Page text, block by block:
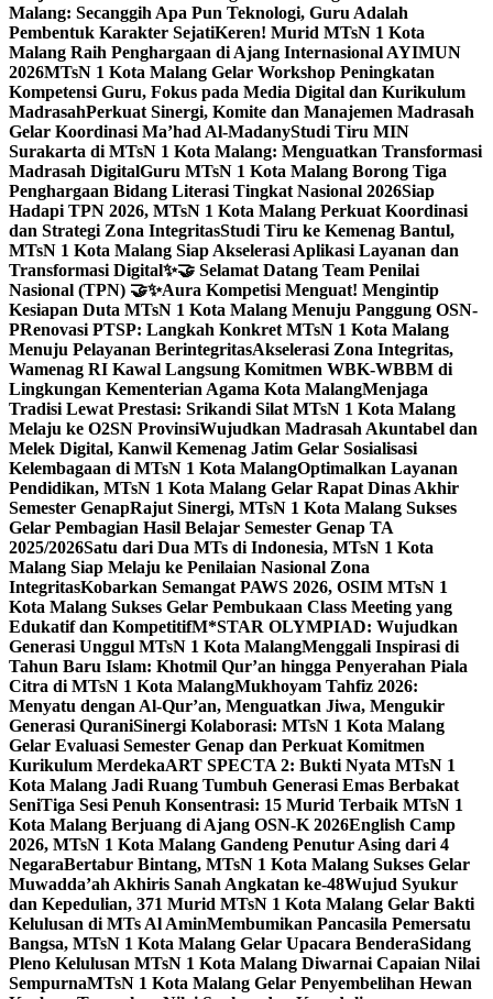
Malang: Secanggih Apa Pun Teknologi, Guru Adalah
Pembentuk Karakter SejatiKeren! Murid MTsN 1 Kota
Malang Raih Penghargaan di Ajang Internasional AYIMUN
2026MTsN 1 Kota Malang Gelar Workshop Peningkatan
Kompetensi Guru, Fokus pada Media Digital dan Kurikulum
MadrasahPerkuat Sinergi, Komite dan Manajemen Madrasah
Gelar Koordinasi Ma’had Al-MadanyStudi Tiru MIN
Surakarta di MTsN 1 Kota Malang: Menguatkan Transformasi
Madrasah DigitalGuru MTsN 1 Kota Malang Borong Tiga
Penghargaan Bidang Literasi Tingkat Nasional 2026Siap
Hadapi TPN 2026, MTsN 1 Kota Malang Perkuat Koordinasi
dan Strategi Zona IntegritasStudi Tiru ke Kemenag Bantul,
MTsN 1 Kota Malang Siap Akselerasi Aplikasi Layanan dan
Transformasi Digital✨🤝 Selamat Datang Team Penilai
Nasional (TPN) 🤝✨Aura Kompetisi Menguat! Mengintip
Kesiapan Duta MTsN 1 Kota Malang Menuju Panggung OSN-
PRenovasi PTSP: Langkah Konkret MTsN 1 Kota Malang
Menuju Pelayanan BerintegritasAkselerasi Zona Integritas,
Wamenag RI Kawal Langsung Komitmen WBK-WBBM di
Lingkungan Kementerian Agama Kota MalangMenjaga
Tradisi Lewat Prestasi: Srikandi Silat MTsN 1 Kota Malang
Melaju ke O2SN ProvinsiWujudkan Madrasah Akuntabel dan
Melek Digital, Kanwil Kemenag Jatim Gelar Sosialisasi
Kelembagaan di MTsN 1 Kota MalangOptimalkan Layanan
Pendidikan, MTsN 1 Kota Malang Gelar Rapat Dinas Akhir
Semester GenapRajut Sinergi, MTsN 1 Kota Malang Sukses
Gelar Pembagian Hasil Belajar Semester Genap TA
2025/2026Satu dari Dua MTs di Indonesia, MTsN 1 Kota
Malang Siap Melaju ke Penilaian Nasional Zona
IntegritasKobarkan Semangat PAWS 2026, OSIM MTsN 1
Kota Malang Sukses Gelar Pembukaan Class Meeting yang
Edukatif dan KompetitifM*STAR OLYMPIAD: Wujudkan
Generasi Unggul MTsN 1 Kota MalangMenggali Inspirasi di
Tahun Baru Islam: Khotmil Qur’an hingga Penyerahan Piala
Citra di MTsN 1 Kota MalangMukhoyam Tahfiz 2026:
Menyatu dengan Al-Qur’an, Menguatkan Jiwa, Mengukir
Generasi QuraniSinergi Kolaborasi: MTsN 1 Kota Malang
Gelar Evaluasi Semester Genap dan Perkuat Komitmen
Kurikulum MerdekaART SPECTA 2: Bukti Nyata MTsN 1
Kota Malang Jadi Ruang Tumbuh Generasi Emas Berbakat
SeniTiga Sesi Penuh Konsentrasi: 15 Murid Terbaik MTsN 1
Kota Malang Berjuang di Ajang OSN-K 2026English Camp
2026, MTsN 1 Kota Malang Gandeng Penutur Asing dari 4
NegaraBertabur Bintang, MTsN 1 Kota Malang Sukses Gelar
Muwadda’ah Akhiris Sanah Angkatan ke-48Wujud Syukur
dan Kepedulian, 371 Murid MTsN 1 Kota Malang Gelar Bakti
Kelulusan di MTs Al AminMembumikan Pancasila Pemersatu
Bangsa, MTsN 1 Kota Malang Gelar Upacara BenderaSidang
Pleno Kelulusan MTsN 1 Kota Malang Diwarnai Capaian Nilai
SempurnaMTsN 1 Kota Malang Gelar Penyembelihan Hewan